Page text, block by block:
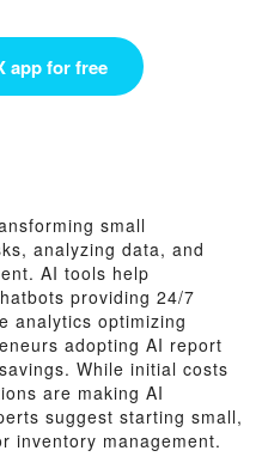
app for free
small
analyzing data, and
AI tools help
providing 24/7
analytics optimizing
adopting AI report
While initial costs
are making AI
suggest starting small,
inventory management.